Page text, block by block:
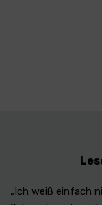
„Ich weiß einfach